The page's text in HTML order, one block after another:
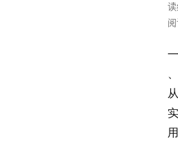
一
从
实
用